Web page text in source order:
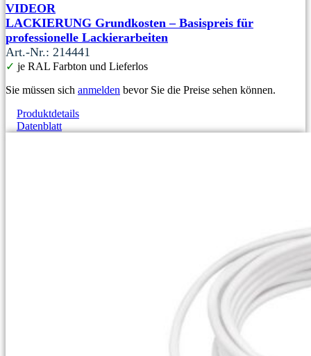
VIDEOR
LACKIERUNG Grundkosten – Basispreis für
professionelle Lackierarbeiten
Art.-Nr.: 214441
✓ je RAL Farbton und Lieferlos
Sie müssen sich anmelden bevor Sie die Preise sehen können.
Produktdetails
Datenblatt